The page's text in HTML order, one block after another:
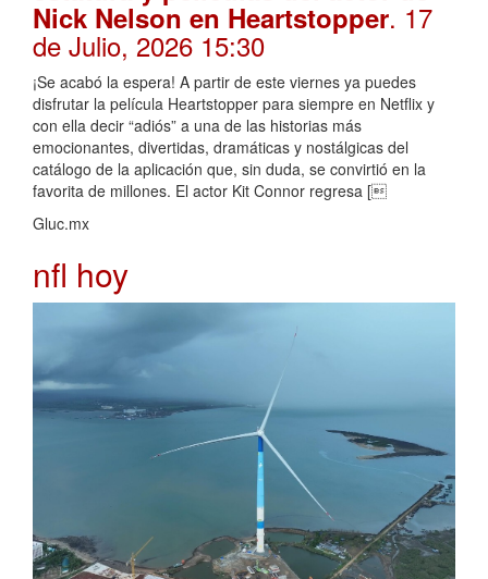
Nick Nelson en Heartstopper. 17
de Julio, 2026 15:30
¡Se acabó la espera! A partir de este viernes ya puedes
disfrutar la película Heartstopper para siempre en Netflix y
con ella decir “adiós” a una de las historias más
emocionantes, divertidas, dramáticas y nostálgicas del
catálogo de la aplicación que, sin duda, se convirtió en la
favorita de millones. El actor Kit Connor regresa [
Gluc.mx
nfl hoy